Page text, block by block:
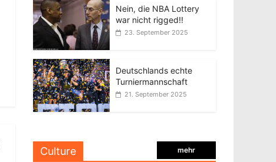
Nein, die NBA Lottery
war nicht rigged!!
23. September 2025
Deutschlands echte
Turniermannschaft
21. September 2025
Culture mehr